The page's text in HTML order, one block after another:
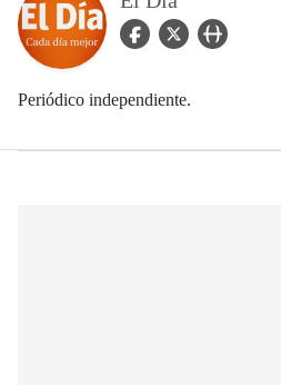
facebook Icon
twitter Iconuser_url Icon
Periódico independiente.